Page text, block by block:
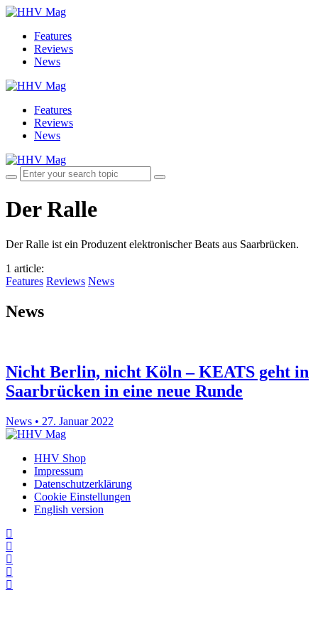
Features
Reviews
News
Features
Reviews
News
Der Ralle
Der Ralle ist ein Produzent elektronischer Beats aus Saarbrücken.
1 article:
Features Reviews News
News
Nicht Berlin, nicht Köln – KEATS geht in
Saarbrücken in eine neue Runde
News • 27. Januar 2022
HHV Shop
Impressum
Datenschutzerklärung
Cookie Einstellungen
English version